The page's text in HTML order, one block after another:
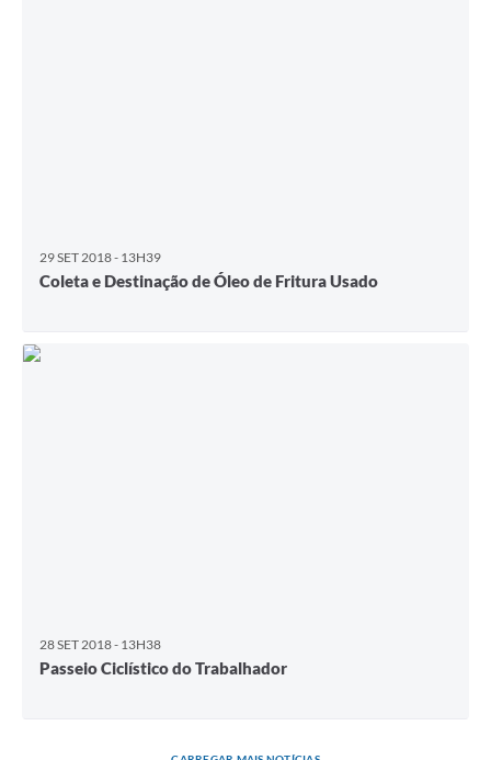
29 SET 2018 - 13H39
Coleta e Destinação de Óleo de Fritura Usado
28 SET 2018 - 13H38
Passeio Ciclístico do Trabalhador